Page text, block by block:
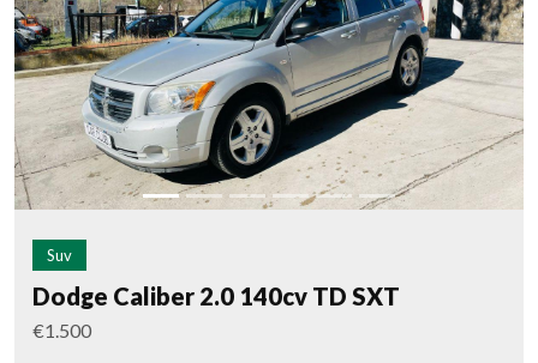
Suv
Dodge Caliber 2.0 140cv TD SXT
€1.500